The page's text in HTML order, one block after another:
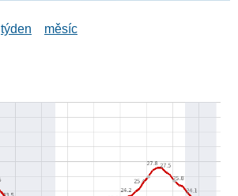
týden měsíc